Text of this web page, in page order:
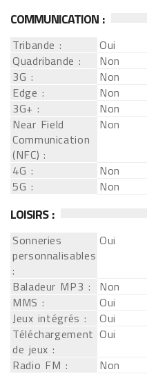
COMMUNICATION :
Tribande :
Oui
Quadribande :
Non
3G :
Non
Edge :
Non
3G+ :
Non
Near Field
Communication
(NFC) :
Non
4G :
Non
5G :
Non
LOISIRS :
Sonneries
personnalisables
:
Oui
Baladeur MP3 :
Non
MMS :
Oui
Jeux intégrés :
Oui
Téléchargement
de jeux :
Oui
Radio FM :
Non